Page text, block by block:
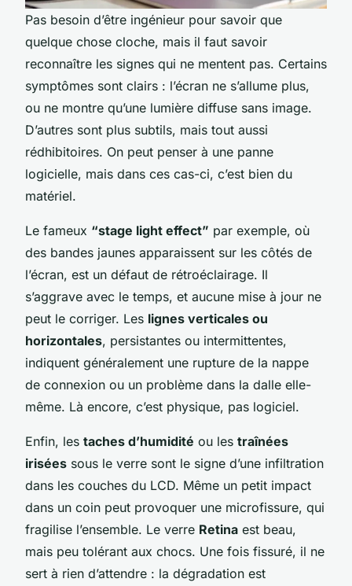
Pas besoin d’être ingénieur pour savoir que
quelque chose cloche, mais il faut savoir
reconnaître les signes qui ne mentent pas. Certains
symptômes sont clairs : l’écran ne s’allume plus,
ou ne montre qu’une lumière diffuse sans image.
D’autres sont plus subtils, mais tout aussi
rédhibitoires. On peut penser à une panne
logicielle, mais dans ces cas-ci, c’est bien du
matériel.
Le fameux “stage light effect” par exemple, où
des bandes jaunes apparaissent sur les côtés de
l’écran, est un défaut de rétroéclairage. Il
s’aggrave avec le temps, et aucune mise à jour ne
peut le corriger. Les lignes verticales ou
horizontales, persistantes ou intermittentes,
indiquent généralement une rupture de la nappe
de connexion ou un problème dans la dalle elle-
même. Là encore, c’est physique, pas logiciel.
Enfin, les taches d’humidité ou les traînées
irisées sous le verre sont le signe d’une infiltration
dans les couches du LCD. Même un petit impact
dans un coin peut provoquer une microfissure, qui
fragilise l’ensemble. Le verre Retina est beau,
mais peu tolérant aux chocs. Une fois fissuré, il ne
sert à rien d’attendre : la dégradation est